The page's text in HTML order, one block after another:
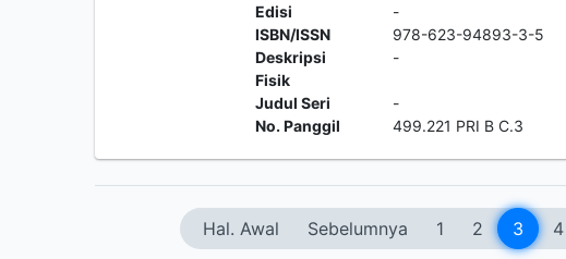
Edisi
-
ISBN/ISSN
978-623-94893-3-5
Deskripsi
Fisik
-
Judul Seri
-
No. Panggil
499.221 PRI B C.3
Hal. Awal Sebelumnya 1 2 3 4